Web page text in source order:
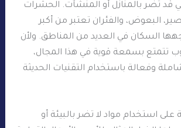
قد تضر بالمنازل أو المنشآت. الحشرات
البعوض، والفئران تعتبر من أكبر
السكان في العديد من المناطق. ولأن
تتمتع بسمعة قوية في هذا المجال،
وفعالة باستخدام التقنيات الحديثة
استخدام مواد لا تضر بالبيئة أو